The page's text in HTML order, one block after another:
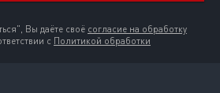
Вы даёте своё согласие на обработку
с Политикой обработки